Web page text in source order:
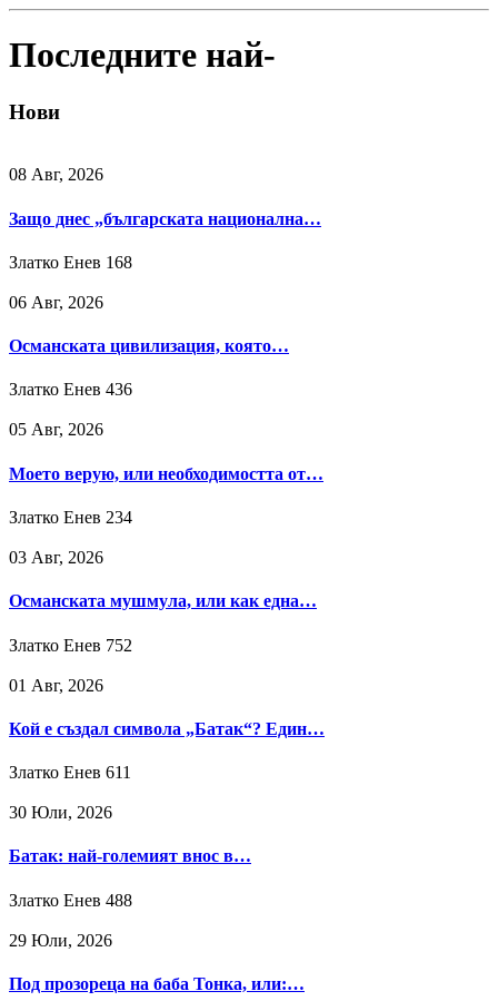
Последните най-
Нови
08 Авг, 2026
Защо днес „българската национална…
Златко Енев 168
06 Авг, 2026
Османската цивилизация, която…
Златко Енев 436
05 Авг, 2026
Моето верую, или необходимостта от…
Златко Енев 234
03 Авг, 2026
Османската мушмула, или как една…
Златко Енев 752
01 Авг, 2026
Кой е създал символа „Батак“? Един…
Златко Енев 611
30 Юли, 2026
Батак: най-големият внос в…
Златко Енев 488
29 Юли, 2026
Под прозореца на баба Тонка, или:…